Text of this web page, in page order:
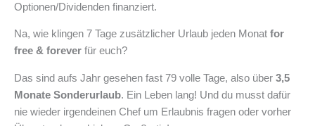
Optionen/Dividenden finanziert.
Na, wie klingen 7 Tage zusätzlicher Urlaub jeden Monat for
free & forever für euch?
Das sind aufs Jahr gesehen fast 79 volle Tage, also über 3,5
Monate Sonderurlaub. Ein Leben lang! Und du musst dafür
nie wieder irgendeinen Chef um Erlaubnis fragen oder vorher